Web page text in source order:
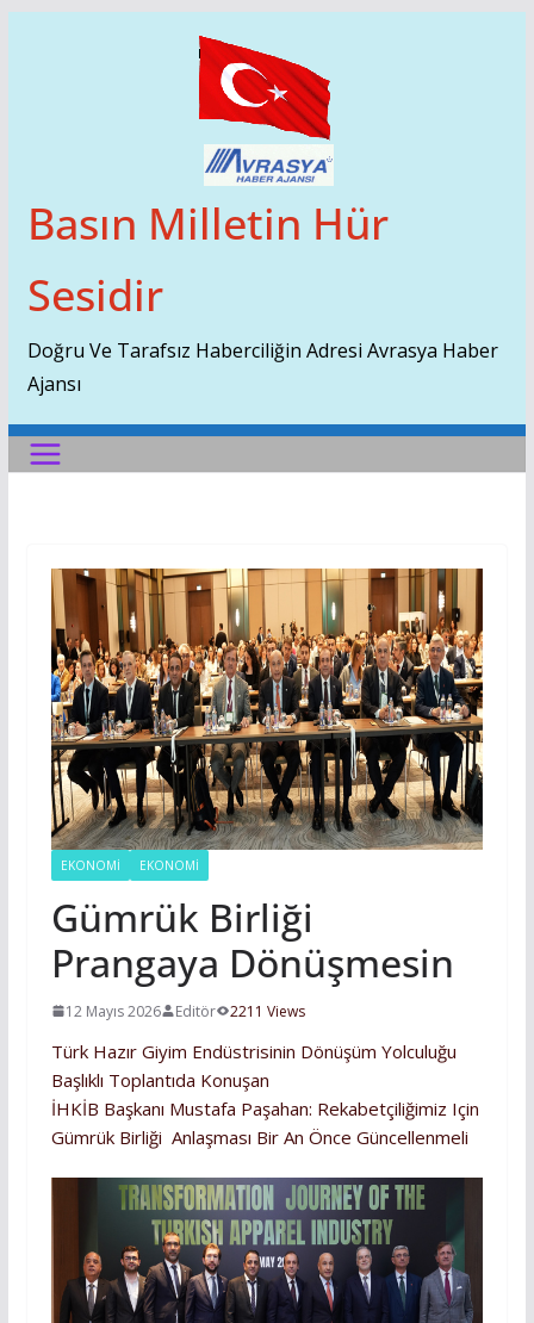
Basın Milletin Hür
Sesidir
Doğru Ve Tarafsız Haberciliğin Adresi Avrasya Haber
Ajansı
EKONOMİ EKONOMI
Gümrük Birliği
Prangaya Dönüşmesin
12 Mayıs 2026 Editör 2211 Views
Türk Hazır Giyim Endüstrisinin Dönüşüm Yolculuğu
Başlıklı Toplantıda Konuşan
İHKİB Başkanı Mustafa Paşahan: Rekabetçiliğimiz Için
Gümrük Birliği Anlaşması Bir An Önce Güncellenmeli